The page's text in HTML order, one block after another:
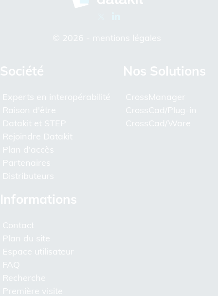
© 2026 - mentions légales
Société
Experts en interopérabilité
Raison d'être
Datakit et STEP
Rejoindre Datakit
Plan d'accès
Partenaires
Distributeurs
Nos Solutions
CrossManager
CrossCad/Plug-in
CrossCad/Ware
Informations
Contact
Plan du site
Espace utilisateur
FAQ
Recherche
Première visite